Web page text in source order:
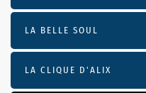
LA BELLE SOUL
LA CLIQUE D'ALIX